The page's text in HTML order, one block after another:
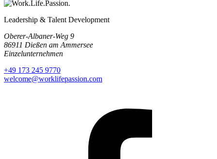
Leadership & Talent Development
Oberer-Albaner-Weg 9
86911 Dießen am Ammersee
Einzelunternehmen
+49 173 245 9770
welcome@worklifepassion.com